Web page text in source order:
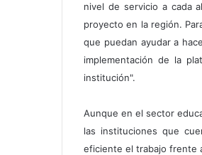
nivel de servicio a cada
proyecto en la región.
que puedan ayudar a
implementación de la
institución".
Aunque en el sector
las instituciones que
eficiente el trabajo frente